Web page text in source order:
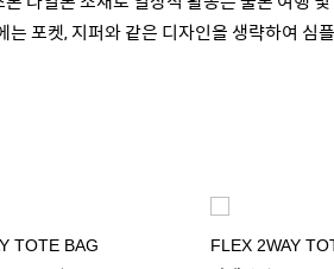
는 포켓, 지퍼와 같은 디자인을 생략하여 심
TOTE BAG FLEX 2WAY